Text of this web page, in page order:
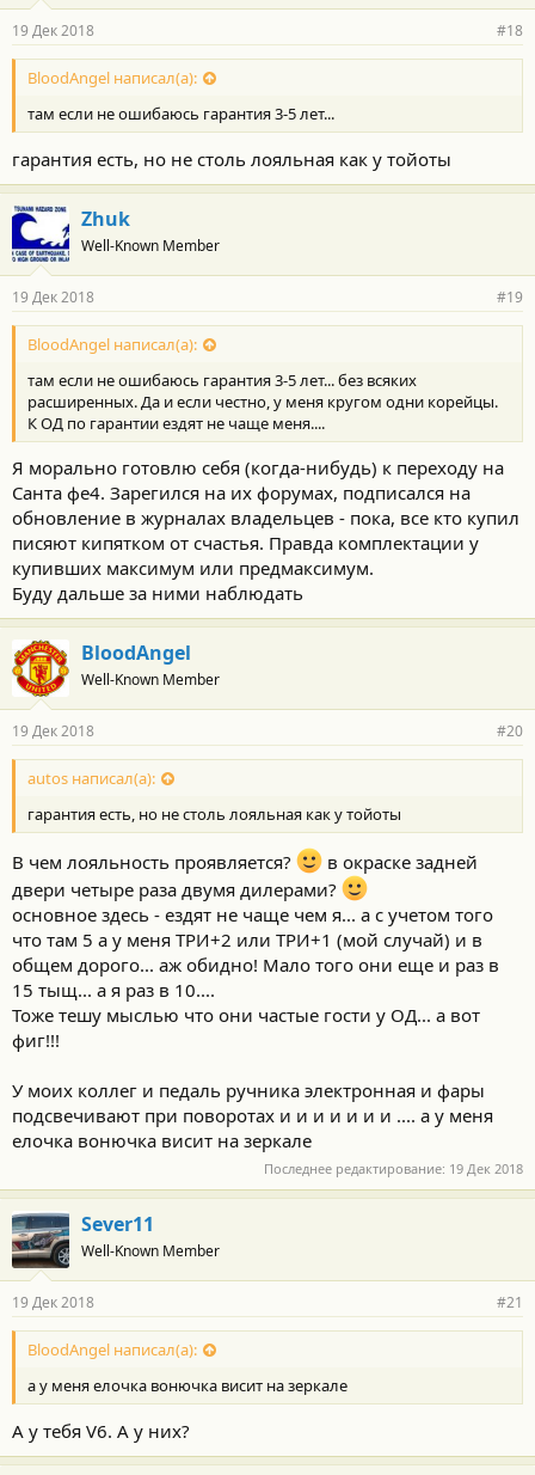
19 Дек 2018 #18
BloodAngel написал(а):
там если не ошибаюсь гарантия 3-5 лет...
гарантия есть, но не столь лояльная как у тойоты
Zhuk
Well-Known Member
19 Дек 2018 #19
BloodAngel написал(а):
там если не ошибаюсь гарантия 3-5 лет... без всяких
расширенных. Да и если честно, у меня кругом одни корейцы.
К ОД по гарантии ездят не чаще меня....
Я морально готовлю себя (когда-нибудь) к переходу на
Санта фе4. Зарегился на их форумах, подписался на
обновление в журналах владельцев - пока, все кто купил
писяют кипятком от счастья. Правда комплектации у
купивших максимум или предмаксимум.
Буду дальше за ними наблюдать
BloodAngel
Well-Known Member
19 Дек 2018 #20
autos написал(а):
гарантия есть, но не столь лояльная как у тойоты
В чем лояльность проявляется?
в окраске задней
двери четыре раза двумя дилерами?
основное здесь - ездят не чаще чем я... а с учетом того
что там 5 а у меня ТРИ+2 или ТРИ+1 (мой случай) и в
общем дорого... аж обидно! Мало того они еще и раз в
15 тыщ... а я раз в 10....
Тоже тешу мыслью что они частые гости у ОД... а вот
фиг!!!
У моих коллег и педаль ручника электронная и фары
подсвечивают при поворотах и и и и и и и .... а у меня
елочка вонючка висит на зеркале
Последнее редактирование: 19 Дек 2018
Sever11
Well-Known Member
19 Дек 2018 #21
BloodAngel написал(а):
а у меня елочка вонючка висит на зеркале
А у тебя V6. А у них?